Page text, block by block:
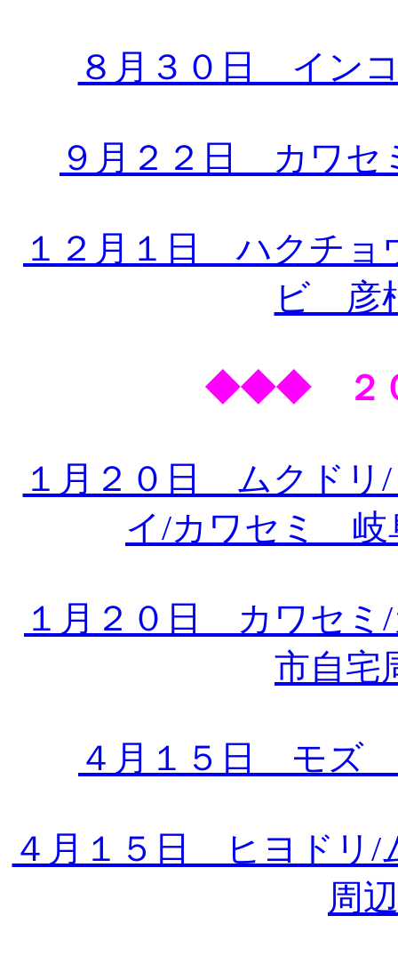
８月３０日 イン
９月２２日 カワセ
１２月１日 ハクチョ
ビ 彦
◆◆◆ ２
１月２０日 ムクドリ
イ/カワセミ 岐
１月２０日 カワセ
市自宅
４月１５日 モズ
４月１５日 ヒヨドリ
周